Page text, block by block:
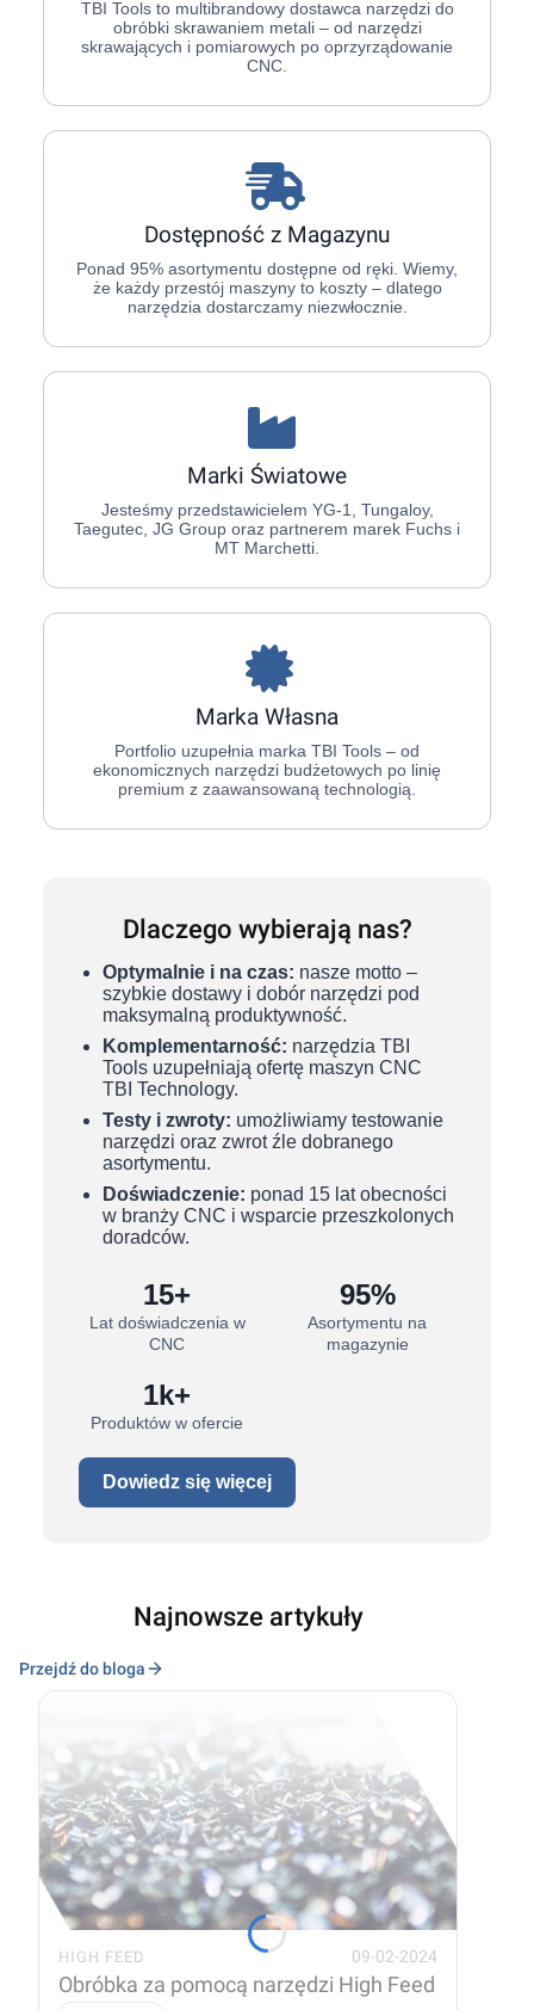
TBI Tools to multibrandowy dostawca narzędzi do
obróbki skrawaniem metali – od narzędzi
skrawających i pomiarowych po oprzyrządowanie
CNC.
Dostępność z Magazynu
Ponad 95% asortymentu dostępne od ręki. Wiemy,
że każdy przestój maszyny to koszty – dlatego
narzędzia dostarczamy niezwłocznie.
Marki Światowe
Jesteśmy przedstawicielem YG-1, Tungaloy,
Taegutec, JG Group oraz partnerem marek Fuchs i
MT Marchetti.
Marka Własna
Portfolio uzupełnia marka TBI Tools – od
ekonomicznych narzędzi budżetowych po linię
premium z zaawansowaną technologią.
Dlaczego wybierają nas?
Optymalnie i na czas: nasze motto –
szybkie dostawy i dobór narzędzi pod
maksymalną produktywność.
Komplementarność: narzędzia TBI
Tools uzupełniają ofertę maszyn CNC
TBI Technology.
Testy i zwroty: umożliwiamy testowanie
narzędzi oraz zwrot źle dobranego
asortymentu.
Doświadczenie: ponad 15 lat obecności
w branży CNC i wsparcie przeszkolonych
doradców.
15+
Lat doświadczenia w
CNC
95%
Asortymentu na
magazynie
1k+
Produktów w ofercie
Dowiedz się więcej
Najnowsze artykuły
Przejdź do bloga
HIGH FEED 09-02-2024
Obróbka za pomocą narzędzi High Feed